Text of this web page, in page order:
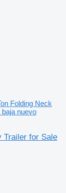
Folding Neck
nuevo
Trailer for Sale